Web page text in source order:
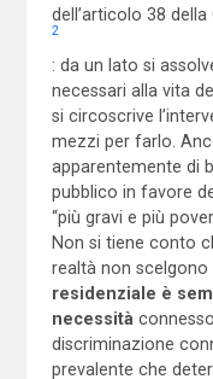
dell’articolo 38
2
: da un lato si
necessari alla vita
si circoscrive
mezzi per farlo.
apparentemente di
pubblico in favore
“più gravi e più
Non si tiene conto
realtà non scelgono
residenziale è
necessità
discriminazione
prevalente che